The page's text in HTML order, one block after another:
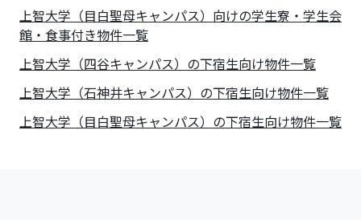
上智大学（目白聖母キャンパス）向けの学生寮・学生会
館・食事付き物件一覧
上智大学（四谷キャンパス）の下宿生向け物件一覧
上智大学（石神井キャンパス）の下宿生向け物件一覧
上智大学（目白聖母キャンパス）の下宿生向け物件一覧